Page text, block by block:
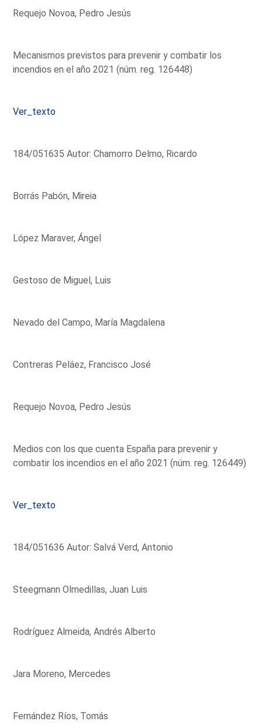
Requejo Novoa, Pedro Jesús
Mecanismos previstos para prevenir y combatir los
incendios en el año 2021 (núm. reg. 126448)
Ver_texto
184/051635 Autor: Chamorro Delmo, Ricardo
Borrás Pabón, Mireia
López Maraver, Ángel
Gestoso de Miguel, Luis
Nevado del Campo, María Magdalena
Contreras Peláez, Francisco José
Requejo Novoa, Pedro Jesús
Medios con los que cuenta España para prevenir y
combatir los incendios en el año 2021 (núm. reg. 126449)
Ver_texto
184/051636 Autor: Salvá Verd, Antonio
Steegmann Olmedillas, Juan Luis
Rodríguez Almeida, Andrés Alberto
Jara Moreno, Mercedes
Fernández Ríos, Tomás